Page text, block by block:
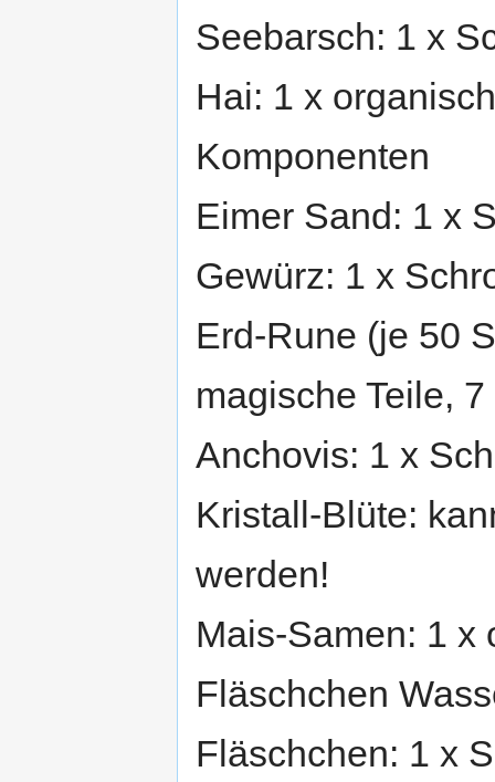
Seebarsch: 1 x
Hai: 1 x
Komponenten
Eimer Sand: 1 x
Gewürz: 1 x
Erd-Rune (je 50
magische Teile,
Anchovis: 1 x
Kristall-Blüte:
werden!
Mais-Samen: 1 x
Fläschchen
Fläschchen: 1 x